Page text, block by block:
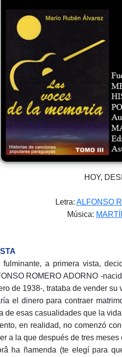
HOY,
Letra: ALFONSO
Música:
fulminante, a primera vista,
ROMERO ADORNO -
de 1938-, trataba de vender su
el dinero para contraer
de esas casualidades que la
en realidad, no comenzó
a la que después de tres
ha ñamenda (te elegí para